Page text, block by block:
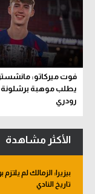
فوت ميركاتو:
يطلب موهبة برشلونة
رودري
الأكثر مشاهدة
بيزيرا: الزمالك لم
تاريخ النادي